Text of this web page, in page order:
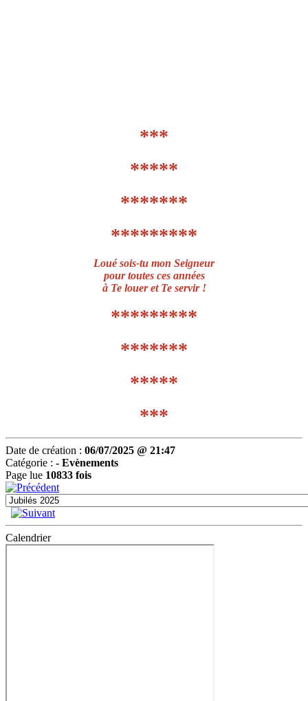
***
*****
*******
*********
Loué sois-tu mon Seigneur
pour toutes ces années
à Te louer et Te servir !
*********
*******
*****
***
Date de création : 06/07/2025 @ 21:47
Catégorie : - Evènements
Page lue 10833 fois
Calendrier